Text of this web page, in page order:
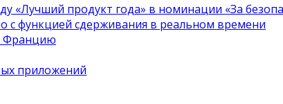
«Лучший продукт года» в номинации «За
с функцией сдерживания в реальном времени
Францию
приложений